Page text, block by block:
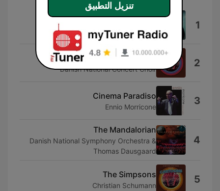
1
Fateless
Sara Andon
2
Valhalla
Danish National Concert Choir
3
Cinema Paradiso
Ennio Morricone
4
The Mandalorian
Danish National Symphony Orchestra &
Thomas Dausgaard
5
The Simpsons
Christian Schumann
تنزيل التطبيق